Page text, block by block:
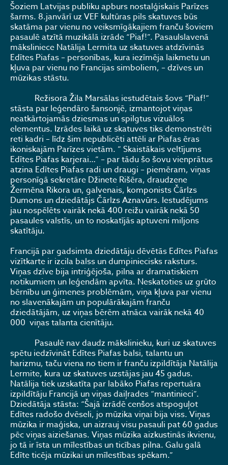
Šoziem Latvijas publiku apburs nostalģiskais Parīzes
šarms. 8.janvārī uz VEF kultūras pils skatuves būs
skatāma par vienu no veiksmīgākajiem franču šoviem
pasaulē atzītā muzikālā izrāde “Piaf!”. Pasaulslavenā
māksliniece Natālija Lermita uz skatuves atdzīvinās
Edītes Piafas – personības, kura iezīmēja laikmetu un
kļuva par vienu no Francijas simboliem, – dzīves un
mūzikas stāstu.
Režisorа Žila Marsālas iestudētais šovs “Piaf!”
stāsta par leģendāro šansonjē, izmantojot viņas
neatkārtojamās dziesmas un spilgtus vizuālos
elementus. Izrādes laikā uz skatuves tiks demonstrēti
reti kadri – līdz šim nepublicēti attēli ar Piafas ēras
ikoniskajām Parīzes vietām. ” Skaistākais veltījums
Edītes Piafas karjerai…” – par tādu šo šovu vienprātus
atzina Edītes Piafas radi un draugi – piemēram, viņas
personīgā sekretāre Džinete Rišēra, draudzene
Žermēna Rikora un, galvenais, komponists Čārlzs
Dumons un dziedātājs Čārlzs Aznavūrs. Iestudējums
jau nospēlēts vairāk nekā 400 reižu vairāk nekā 50
pasaules valstīs, un to noskatījās aptuveni miljons
skatītāju.
Francijā par gadsimta dziedātāju dēvētās Edītes Piafas
vizītkarte ir izcila balss un dumpiniecisks raksturs.
Viņas dzīve bija intriģējoša, pilna ar dramatiskiem
notikumiem un leģendām apvīta. Neskatoties uz grūto
bērnību un ģimenes problēmām, viņa kļuva par vienu
no slavenākajām un populārākajām franču
dziedātājām, uz viņas bērēm atnāca vairāk nekā 40
000 viņas talanta cienītāju.
Pasaulē nav daudz mākslinieku, kuri uz skatuves
spētu iedzīvināt Edītes Piafas balsi, talantu un
harizmu, taču viena no tiem ir franču izpildītāja Natālija
Lermite, kura uz skatuves uzstājas jau 45 gadus.
Natālija tiek uzskatīta par labāko Piafas repertuāra
izpildītāju Francijā un viņas daiļrades “mantinieci”.
Dziedātāja stāsta: “Šajā izrādē cenšos atspoguļot
Edītes radošo dvēseli, jo mūzika viņai bija viss. Viņas
mūzika ir maģiska, un aizrauj visu pasauli pat 60 gadus
pēc viņas aiziešanas. Viņas mūzika aizkustinās ikvienu,
jo tā ir īsta un mīlestības un ticības pilna. Galu galā
Edīte ticēja mūzikai un mīlestības spēkam.”